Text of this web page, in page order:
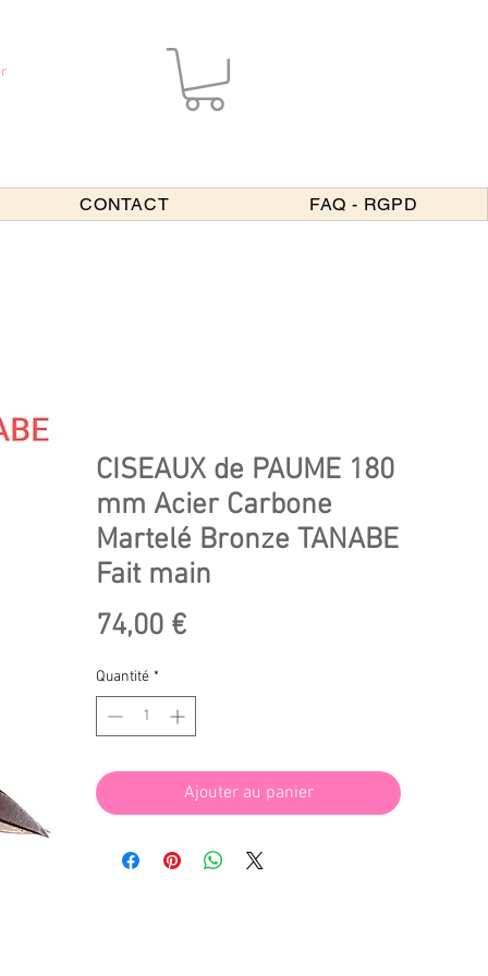
CONTACT FAQ - RGPD
CISEAUX de PAUME 180
mm Acier Carbone
Martelé Bronze TANABE
Fait main
74,00 €Prix
Quantité *
Ajouter au panier